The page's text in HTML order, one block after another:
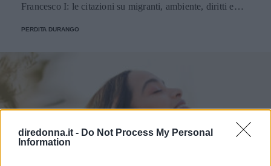
diredonna.it - Do Not Process My Personal
Information
Francesco I: le citazioni su migranti, ambiente, diritti e
PERDITA DURANGO